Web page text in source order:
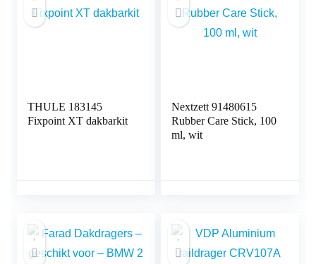
THULE 183145
Fixpoint XT dakbarkit
Nextzett 91480615
Rubber Care Stick, 100
ml, wit